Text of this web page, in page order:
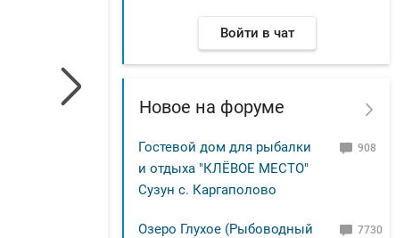
Войти в чат
Новое на форуме
Гостевой дом для рыбалки
и отдыха "КЛЁВОЕ МЕСТО"
Сузун с. Каргаполово
908
Озеро Глухое (Рыбоводный
7730